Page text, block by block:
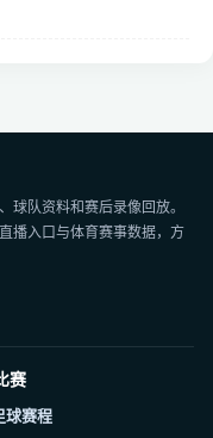
球队资料和赛后录像回放。
播入口与体育赛事数据，方
赛
球赛程